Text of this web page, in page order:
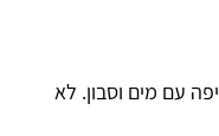
עם מים וסבון. לא